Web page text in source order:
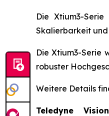
Die Xtium3-
Skalierbarkeit
Die Xtium3-Serie
robuster
Weitere Details
Teledyne